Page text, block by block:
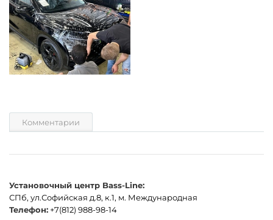
Комментарии
Установочный центр Bass-Line:
СПб, ул.Софийская д.8, к.1, м. Международная
Телефон: +7(812) 988-98-14